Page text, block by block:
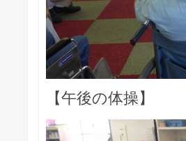
【午後の体操】